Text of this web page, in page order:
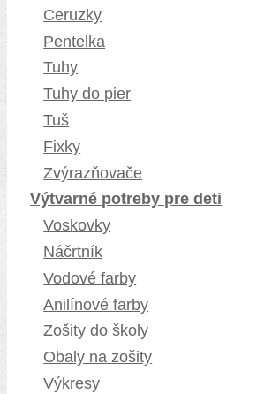
Ceruzky
Pentelka
Tuhy
Tuhy do pier
Tuš
Fixky
Zvýrazňovače
Výtvarné potreby pre deti
Voskovky
Náčrtník
Vodové farby
Anilínové farby
Zošity do školy
Obaly na zošity
Výkresy